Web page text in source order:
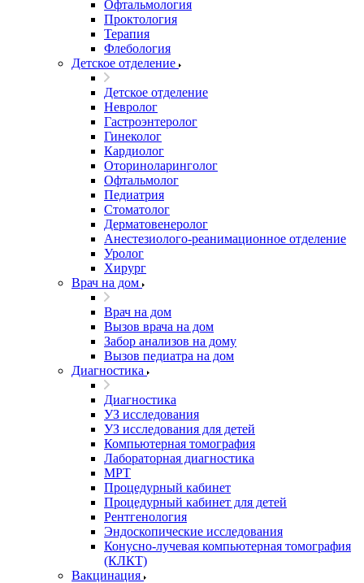
Офтальмология
Проктология
Терапия
Флебология
Детское отделение
Детское отделение
Невролог
Гастроэнтеролог
Гинеколог
Кардиолог
Оториноларинголог
Офтальмолог
Педиатрия
Стоматолог
Дерматовенеролог
Анестезиолого-реанимационное отделение
Уролог
Хирург
Врач на дом
Врач на дом
Вызов врача на дом
Забор анализов на дому
Вызов педиатра на дом
Диагностика
Диагностика
УЗ исследования
УЗ исследования для детей
Компьютерная томография
Лабораторная диагностика
МРТ
Процедурный кабинет
Процедурный кабинет для детей
Рентгенология
Эндоскопические исследования
Конусно-лучевая компьютерная томография
(КЛКТ)
Вакцинация